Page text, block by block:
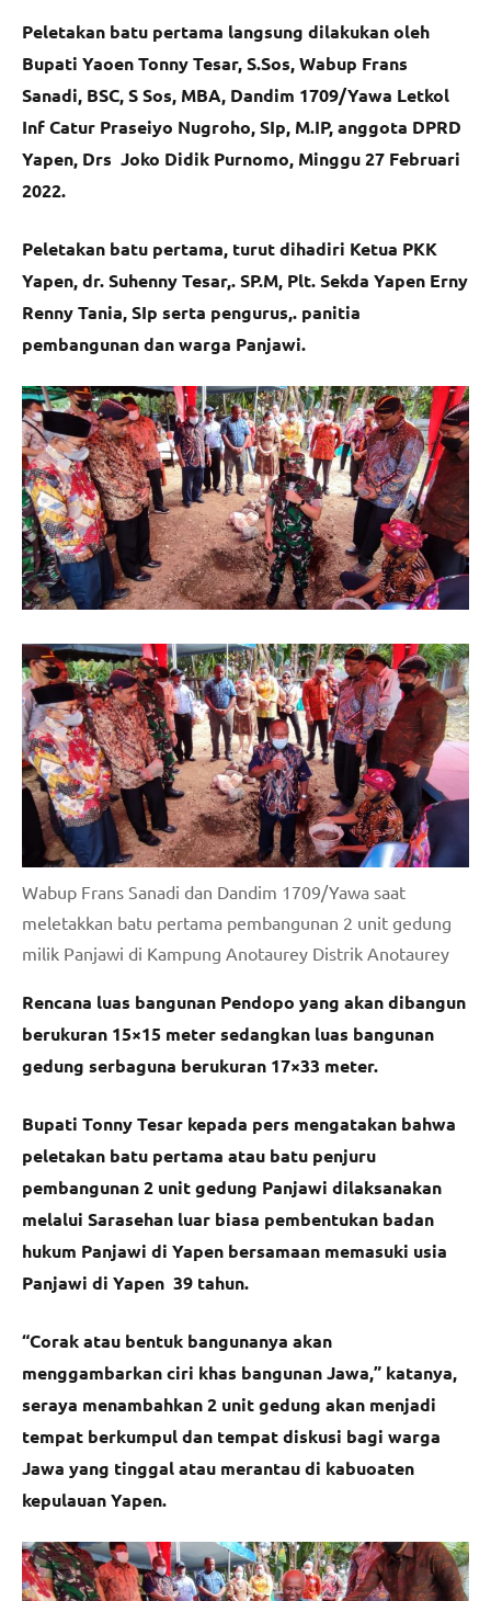
Peletakan batu pertama langsung dilakukan oleh
Bupati Yaoen Tonny Tesar, S.Sos, Wabup Frans
Sanadi, BSC, S Sos, MBA, Dandim 1709/Yawa Letkol
Inf Catur Praseiyo Nugroho, SIp, M.IP, anggota DPRD
Yapen, Drs Joko Didik Purnomo, Minggu 27 Februari
2022.
Peletakan batu pertama, turut dihadiri Ketua PKK
Yapen, dr. Suhenny Tesar,. SP.M, Plt. Sekda Yapen Erny
Renny Tania, SIp serta pengurus,. panitia
pembangunan dan warga Panjawi.
Wabup Frans Sanadi dan Dandim 1709/Yawa saat
meletakkan batu pertama pembangunan 2 unit gedung
milik Panjawi di Kampung Anotaurey Distrik Anotaurey
Rencana luas bangunan Pendopo yang akan dibangun
berukuran 15×15 meter sedangkan luas bangunan
gedung serbaguna berukuran 17×33 meter.
Bupati Tonny Tesar kepada pers mengatakan bahwa
peletakan batu pertama atau batu penjuru
pembangunan 2 unit gedung Panjawi dilaksanakan
melalui Sarasehan luar biasa pembentukan badan
hukum Panjawi di Yapen bersamaan memasuki usia
Panjawi di Yapen 39 tahun.
“Corak atau bentuk bangunanya akan
menggambarkan ciri khas bangunan Jawa,” katanya,
seraya menambahkan 2 unit gedung akan menjadi
tempat berkumpul dan tempat diskusi bagi warga
Jawa yang tinggal atau merantau di kabuoaten
kepulauan Yapen.